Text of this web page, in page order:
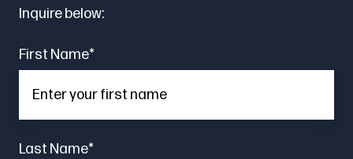
Inquire below:
First Name*
Last Name*